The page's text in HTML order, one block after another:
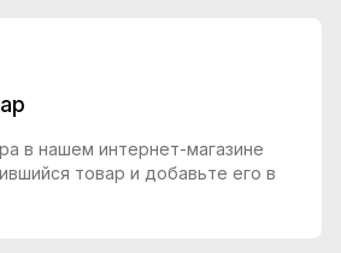
в нашем интернет-магазине
товар и добавьте его в